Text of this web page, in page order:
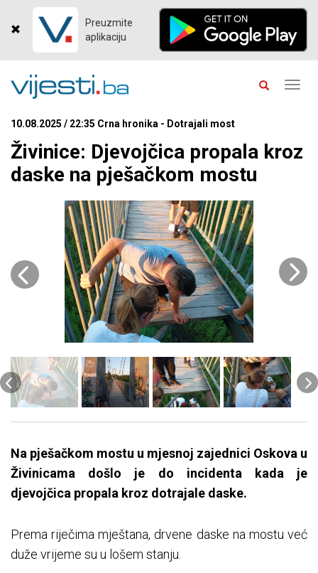
Preuzmite
aplikaciju
10.08.2025 / 22:35 Crna hronika - Dotrajali most
Živinice: Djevojčica propala kroz
daske na pješačkom mostu
Na pješačkom mostu u mjesnoj zajednici Oskova u
Živinicama došlo je do incidenta kada je
djevojčica propala kroz dotrajale daske.
Prema riječima mještana, drvene daske na mostu već
duže vrijeme su u lošem stanju.